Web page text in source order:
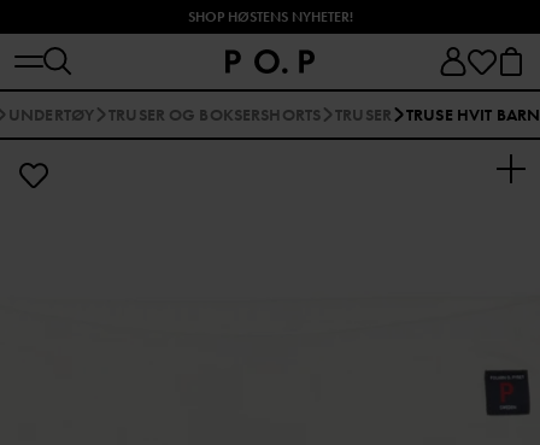
SHOP HØSTENS NYHETER!
UNDERTØY TRUSER OG BOKSERSHORTS TRUSER TRUSE HVIT BARN